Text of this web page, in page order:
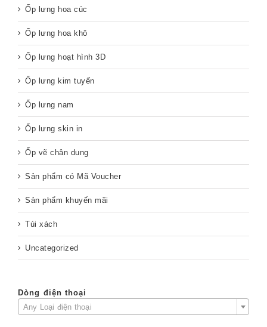
Ốp lưng hoa cúc
Ốp lưng hoa khô
Ốp lưng hoạt hình 3D
Ốp lưng kim tuyến
Ốp lưng nam
Ốp lưng skin in
Ốp vẽ chân dung
Sản phẩm có Mã Voucher
Sản phẩm khuyến mãi
Túi xách
Uncategorized
Dòng điện thoại
Any Loại điện thoại